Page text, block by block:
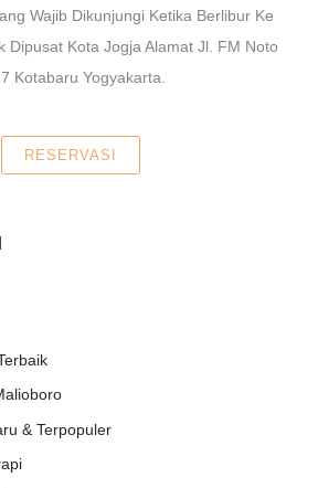
Wajib Dikunjungi Ketika Berlibur Ke
Dipusat Kota Jogja Alamat Jl. FM Noto
Kotabaru Yogyakarta.
RESERVASI
& Terpopuler